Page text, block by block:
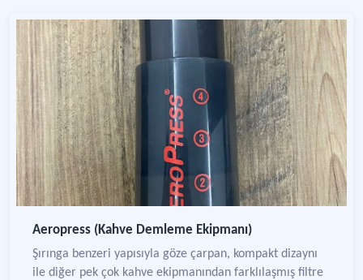
Aeropress (Kahve Demleme Ekipmanı)
Şırınga benzeri yapısıyla göze çarpan, kompakt dizaynı
ile diğer pek çok kahve ekipmanından farklılaşmış filtre